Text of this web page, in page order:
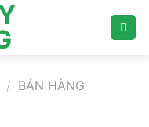
/ BÁN HÀNG